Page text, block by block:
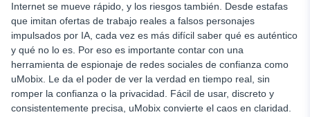
Internet se mueve rápido, y los riesgos también. Desde estafas
que imitan ofertas de trabajo reales a falsos personajes
impulsados por IA, cada vez es más difícil saber qué es auténtico
y qué no lo es. Por eso es importante contar con una
herramienta de espionaje de redes sociales de confianza como
uMobix. Le da el poder de ver la verdad en tiempo real, sin
romper la confianza o la privacidad. Fácil de usar, discreto y
consistentemente precisa, uMobix convierte el caos en claridad.